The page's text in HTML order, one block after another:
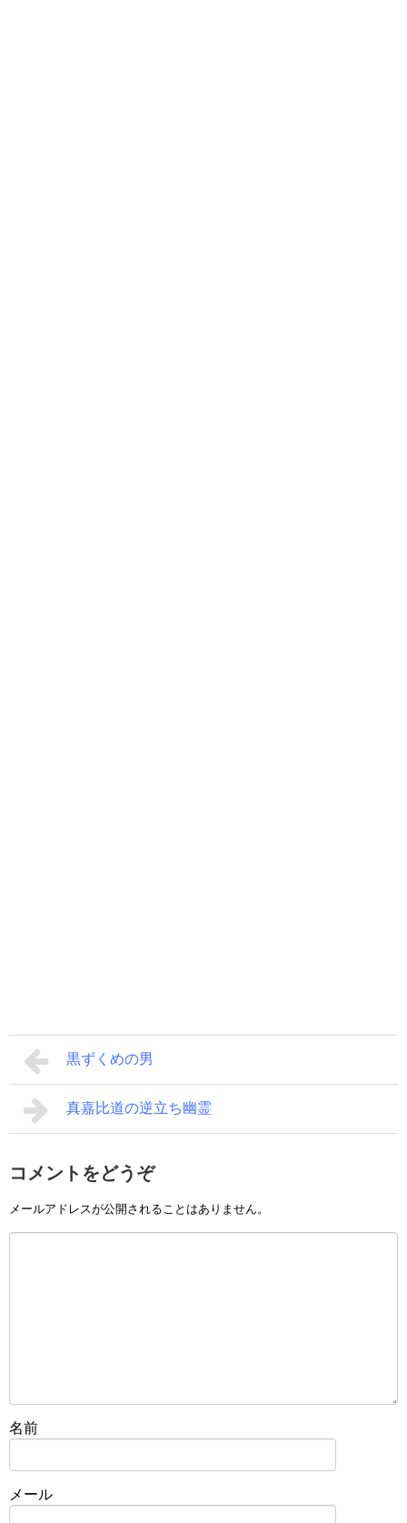
黒ずくめの男
真嘉比道の逆立ち幽霊
コメントをどうぞ
メールアドレスが公開されることはありません。
名前
メール